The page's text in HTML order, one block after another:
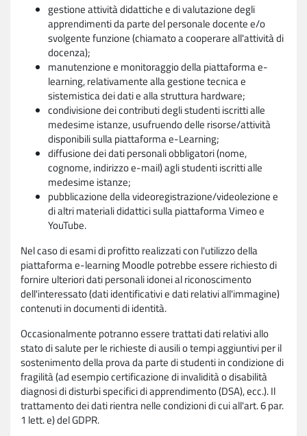
gestione attività didattiche e di valutazione degli
apprendimenti da parte del personale docente e/o
svolgente funzione (chiamato a cooperare all'attività di
docenza);
manutenzione e monitoraggio della piattaforma e-
learning, relativamente alla gestione tecnica e
sistemistica dei dati e alla struttura hardware;
condivisione dei contributi degli studenti iscritti alle
medesime istanze, usufruendo delle risorse/attività
disponibili sulla piattaforma e-Learning;
diffusione dei dati personali obbligatori (nome,
cognome, indirizzo e-mail) agli studenti iscritti alle
medesime istanze;
pubblicazione della videoregistrazione/videolezione e
di altri materiali didattici sulla piattaforma Vimeo e
YouTube.
Nel caso di esami di profitto realizzati con l'utilizzo della
piattaforma e-learning Moodle potrebbe essere richiesto di
fornire ulteriori dati personali idonei al riconoscimento
dell'interessato (dati identificativi e dati relativi all'immagine)
contenuti in documenti di identità.
Occasionalmente potranno essere trattati dati relativi allo
stato di salute per le richieste di ausili o tempi aggiuntivi per il
sostenimento della prova da parte di studenti in condizione di
fragilità (ad esempio certificazione di invalidità o disabilità
diagnosi di disturbi specifici di apprendimento (DSA), ecc.). Il
trattamento dei dati rientra nelle condizioni di cui all'art. 6 par.
1 lett. e) del GDPR.